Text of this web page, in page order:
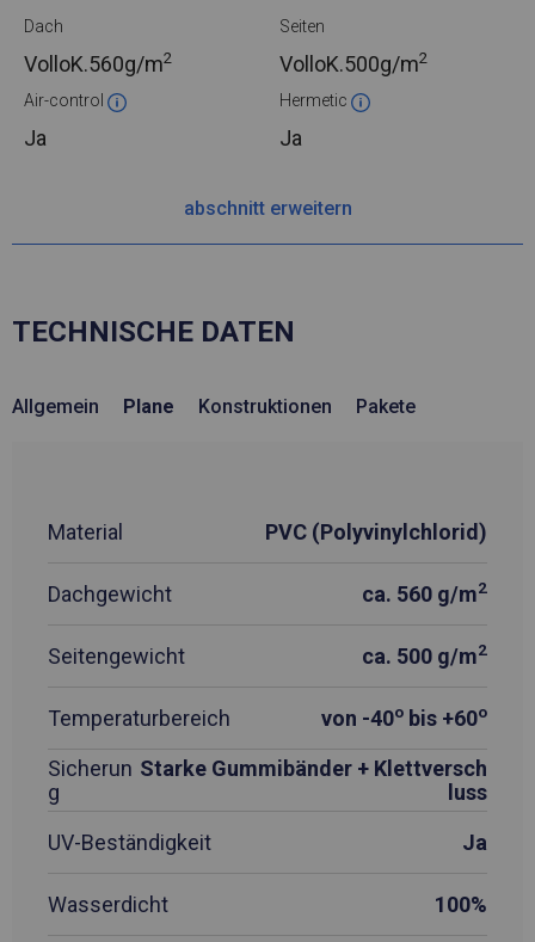
Dach
VolloK.560g/m2
Seiten
VolloK.500g/m2
Air-control
Ja
Hermetic
Ja
abschnitt erweitern
TECHNISCHE DATEN
Allgemein Plane Konstruktionen Pakete
Material PVC (Polyvinylchlorid)
Dachgewicht ca. 560 g/m2
Seitengewicht ca. 500 g/m2
Temperaturbereich von -40o bis +60o
Sicherun
g
Starke Gummibänder + Klettversch
luss
UV-Beständigkeit
Ja
Wasserdicht 100%